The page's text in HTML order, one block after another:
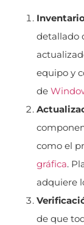
detallado
equipo y
de
como el
gráfica.
adquiere
de que